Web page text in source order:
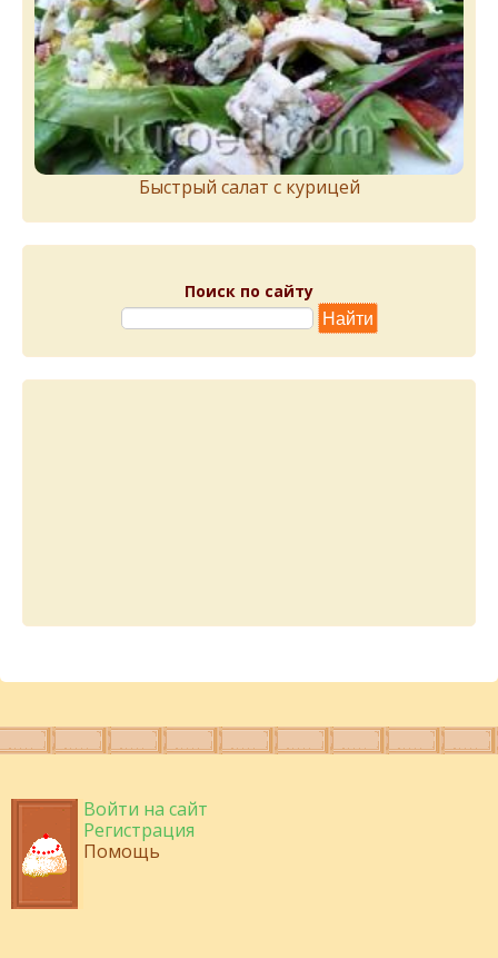
Быстрый салат с курицей
Поиск по сайту
Войти на сайт
Регистрация
Помощь